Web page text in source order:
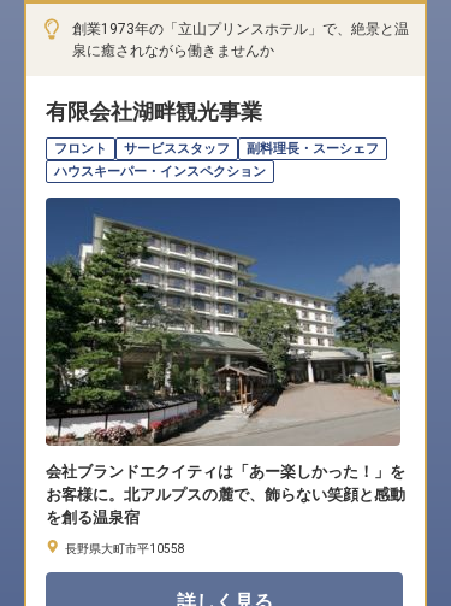
創業1973年の「立山プリンスホテル」で、絶景と温
泉に癒されながら働きませんか
有限会社湖畔観光事業
フロント サービススタッフ
副料理長・スーシェフ
ハウスキーパー・インスペクション
会社ブランドエクイティは「あー楽しかった！」を
お客様に。北アルプスの麓で、飾らない笑顔と感動
を創る温泉宿
長野県大町市平10558